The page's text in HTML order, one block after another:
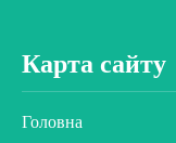
Карта сайту
Головна